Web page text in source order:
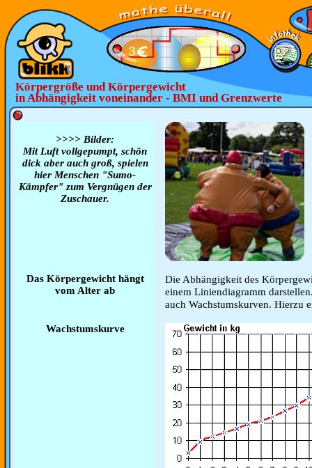
Körpergröße und Körpergewicht
in Abhängigkeit voneinander - BMI und Grenzwerte
>>>> Bilder:
Mit Luft vollgepumpt, schön
dick aber auch groß, spielen
hier Menschen "Sumo-
Kämpfer" zum Vergnügen der
Zuschauer.
Das Körpergewicht hängt
vom Alter ab
Die Abhängigkeit des
einem Liniendiagramm
auch Wachstumskurven. Hierzu
Wachstumskurve